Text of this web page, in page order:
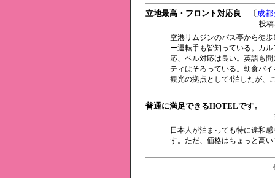
立地最高・フロント対応良 〔 成
投
空港リムジンのバス亭から徒
ー運転手も皆知っている。カ
応、ベル対応は良い。英語も
ティはそろっている。朝食バ
観光の拠点として4泊したが、
普通に満足できるHOTELです。
日本人が泊まっても特に違和
す。ただ、価格はちょっと高い